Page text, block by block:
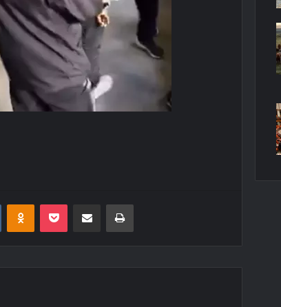
VKontakteOdnoklassniki
Pocket E-Posta ile paylaş Yazdır